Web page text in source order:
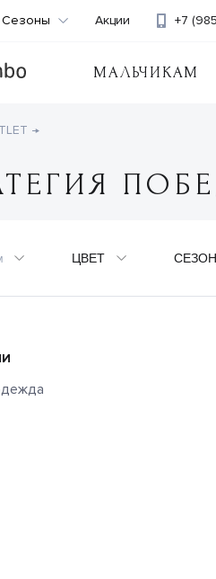
МАЛЬЧИКАМ
+7
Сезоны Акции
ЦВЕТ СЕЗОН